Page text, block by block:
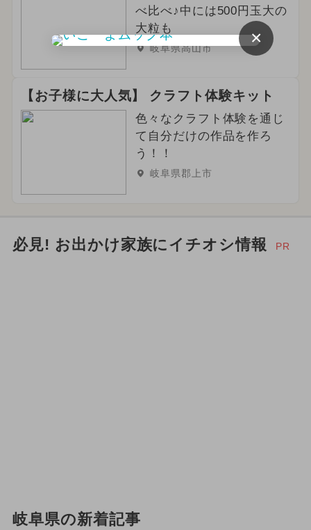
べ比べ♪中には500円玉大の
大粒も
岐阜県高山市
【お子様に大人気】 クラフト体験キット
色々なクラフト体験を通じ
て自分だけの作品を作ろ
う！！
岐阜県郡上市
必見! お出かけ家族にイチオシ情報 PR
岐阜県の新着記事
×